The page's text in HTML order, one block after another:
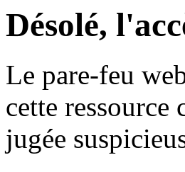
Désolé,
Le pare-feu
cette ressource
jugée